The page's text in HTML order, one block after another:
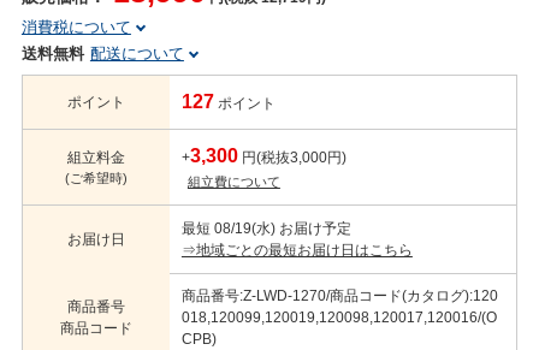
消費税について
送料無料 配送について
ポイント 127 ポイント
組立料金
(ご希望時)
+3,300 円(税抜3,000円)
組立費について
お届け日
最短 08/19(水) お届け予定
⇒地域ごとの最短お届け日はこちら
商品番号
商品コード
商品番号:Z-LWD-1270/商品コード(カタログ):120
018,120099,120019,120098,120017,120016/(O
CPB)